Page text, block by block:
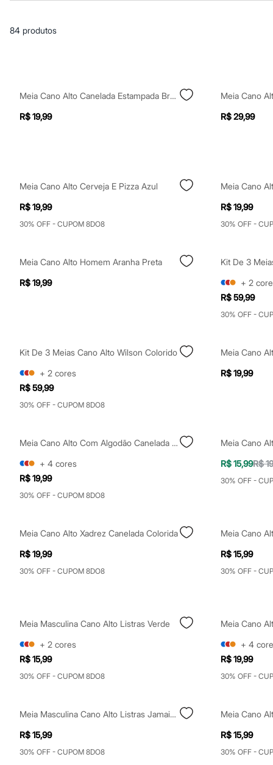
Casacos e Jaquetas
Macacões
Saias
Bonés e Chapéus
Bijoux
Cintos
Óculos
Sandálias
Sapatilhas
Tênis
Marcas
Mindset
Sawary
Yessica
Moda esportiva
Tops
Calcinhas
Cintas e Modeladores
Meias
Pijamas
Biquínis
Saídas de praia
Personagens
Blusas e Camisetas
Jeans
Shorts e Saias
Masculino
Novidades
Roupas
Bermudas
Camisas
Calças
Camisetas e Regatas
Acessórios
Bolsas e Mochilas
Chapéus e Bonés
Cintos
84 produtos
Meia Cano Alto Canelada Estampada Branca
R$ 19,99
R$ 29,99
Meia Cano Alto Cerveja E Pizza Azul
R$ 19,99
30% OFF - CUPOM 8DO8
R$ 19,99
30% OFF -
Meia Cano Alto Homem Aranha Preta
R$ 19,99
Kit De 3
+ 2
R$ 59,99
30% OFF -
Kit De 3 Meias Cano Alto Wilson Colorido
+ 2 cores
R$ 59,99
30% OFF - CUPOM 8DO8
R$ 19,99
Meia Cano Alto Com Algodão Canelada Marrom
+ 4 cores
R$ 19,99
30% OFF - CUPOM 8DO8
Meia Cano
R$ 15,99R$
30% OFF -
Meia Cano Alto Xadrez Canelada Colorida
R$ 19,99
30% OFF - CUPOM 8DO8
Meia Cano
R$ 15,99
30% OFF -
Meia Masculina Cano Alto Listras Verde
+ 2 cores
R$ 15,99
30% OFF - CUPOM 8DO8
+ 4
R$ 19,99
30% OFF -
Meia Masculina Cano Alto Listras Jamaica Preta
R$ 15,99
30% OFF - CUPOM 8DO8
Meia Cano
R$ 15,99
30% OFF -